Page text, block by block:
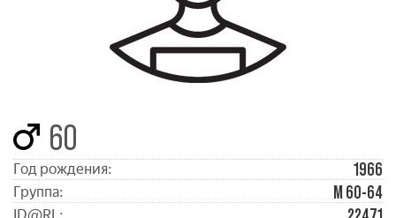
60
Год рождения: 1966
Группа: М 60-64